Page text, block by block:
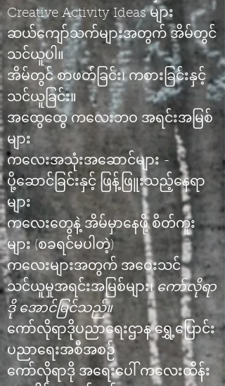
Creative Activity Ideas များ
ဆယ်ကျော်သက်များအတွက် အိမ်တွင်
သင်ယူပါ။
အိမ်တွင် စာဖတ်ခြင်း၊ ကစားခြင်းနှင့်
သင်ယူခြင်း။
အထွေထွေ ကလေးဘဝ အရင်းအမြစ်
များ
ကလေးအသုံးအဆောင်များ -
ပို့ဆောင်ခြင်းနှင့် ဖြန့်ဖြူးသည့်နေရာ
များ
ကလေးတွေနဲ့ အိမ်မှာနေဖို့ စိတ်ကူး
များ (စခရင်မပါတဲ့)
ကလေးများအတွက် အဝေးသင်
သင်ယူမှုအရင်းအမြစ်များ၊ ကော်လိုရာ
ဒို အောင်မြင်သည်။
ကော်လိုရာဒိုပညာရေးဌာန ရွှေ့ပြောင်း
ပညာရေးအစီအစဉ်
ကော်လိုရာဒို အရေးပေါ် ကလေးထိန်း